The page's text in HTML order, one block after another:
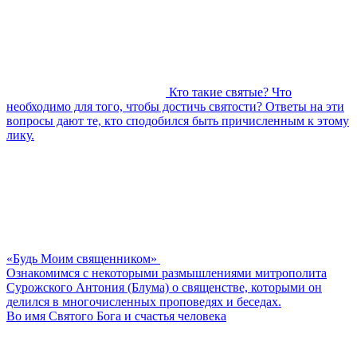
Кто такие святые? Что
необходимо для того, чтобы достичь святости? Ответы на эти
вопросы дают те, кто сподобился быть причисленным к этому
лику.
«Будь Моим священником»
Ознакомимся с некоторыми размышлениями митрополита
Сурожского Антония (Блума) о священстве, которыми он
делился в многочисленных проповедях и беседах.
Во имя Святого Бога и счастья человека